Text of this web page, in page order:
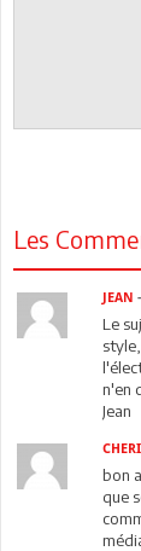
Les
JEAN
Le
n'en
Jean
bon
que